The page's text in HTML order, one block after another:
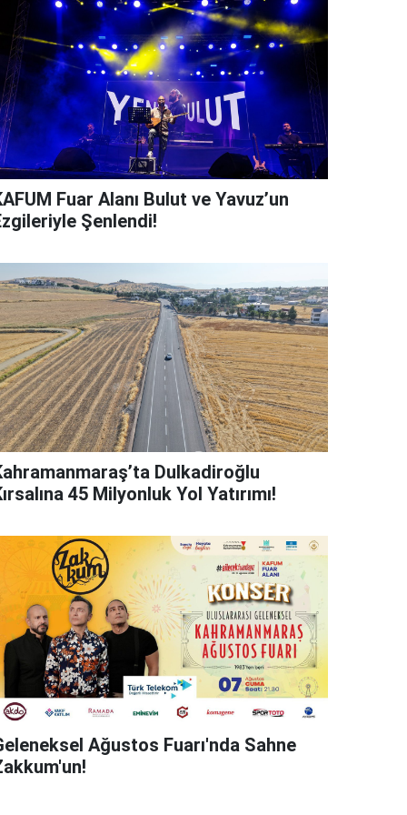
Fuar Alanı Bulut ve Yavuz’un
Şenlendi!
Dulkadiroğlu
45 Milyonluk Yol Yatırımı!
Ağustos Fuarı'nda Sahne